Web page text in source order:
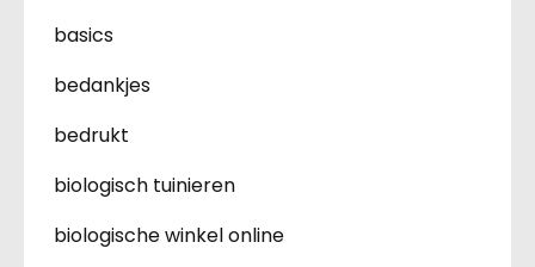
basics
bedankjes
bedrukt
biologisch tuinieren
biologische winkel online